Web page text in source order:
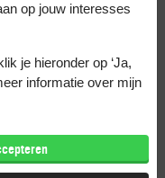
is met
bericht
deze truc werkt
op jouw interesses
je hieronder op ‘Ja,
informatie over mijn